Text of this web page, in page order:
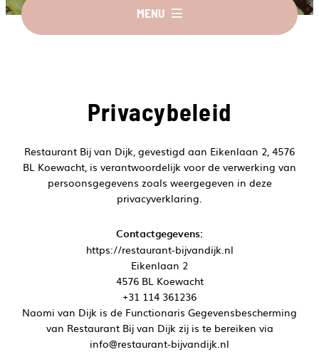
MENU
Privacybeleid
Restaurant Bij van Dijk, gevestigd aan Eikenlaan 2, 4576
BL Koewacht, is verantwoordelijk voor de verwerking van
persoonsgegevens zoals weergegeven in deze
privacyverklaring.
Contactgegevens:
https://restaurant-bijvandijk.nl
Eikenlaan 2
4576 BL Koewacht
+31 114 361236
Naomi van Dijk is de Functionaris Gegevensbescherming
van Restaurant Bij van Dijk zij is te bereiken via
info@restaurant-bijvandijk.nl